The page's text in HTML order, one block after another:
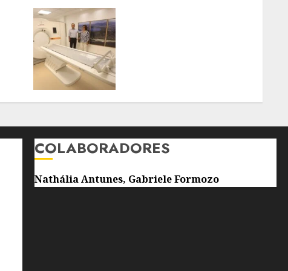
COLABORADORES
Nathália Antunes, Gabriele Formozo